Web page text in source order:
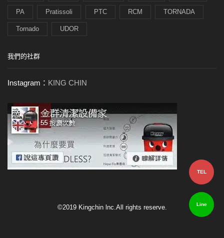
PA Pratissoli PTC RCM TORNADA
Tornado UDOR
我們的社群
Instagram： KING CHIN
©2019 Kingchin lnc.All rights reserve.
TEL
Line